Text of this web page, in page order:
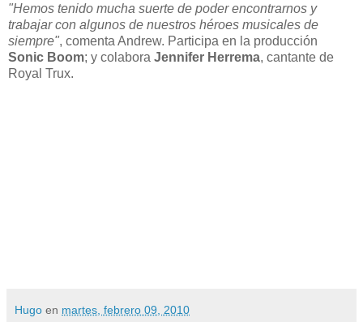
"Hemos tenido mucha suerte de poder encontrarnos y
trabajar con algunos de nuestros héroes musicales de
siempre", comenta Andrew. Participa en la producción
Sonic Boom; y colabora Jennifer Herrema, cantante de
Royal Trux.
Hugo en martes, febrero 09, 2010